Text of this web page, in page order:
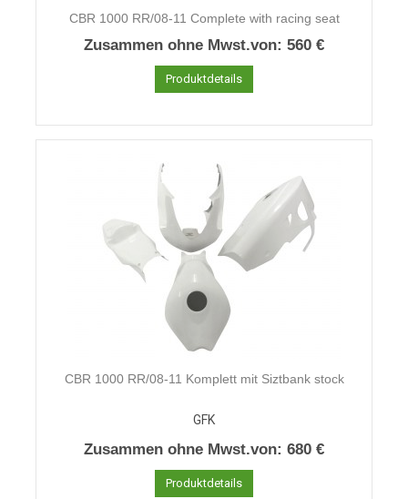
CBR 1000 RR/08-11 Complete with racing seat
Zusammen ohne Mwst.von: 560 €
Produktdetails
CBR 1000 RR/08-11 Komplett mit Siztbank stock
GFK
Zusammen ohne Mwst.von: 680 €
Produktdetails